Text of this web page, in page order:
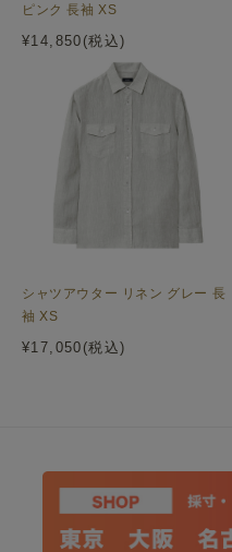
ピンク 長袖 XS
¥14,850(税込)
シャツアウター リネン グレー 長
袖 XS
¥17,050(税込)